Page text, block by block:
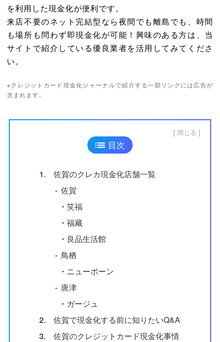
を利用した現金化が便利です。
来店不要のネット完結型なら夜間でも離島でも、時間
も場所も問わず即現金化が可能！興味のある方は、当
サイトで紹介している優良業者を活用してみてくださ
い。
※クレジットカード現金化ジャーナルで紹介する一部リンクには広告が
含まれます。
目次
1.
佐賀のクレカ現金化店舗一覧
‐ 佐賀
・笑福
・福藏
・ 良品生活館
‐ 鳥栖
・ ニューポーン
‐ 唐津
・ ガージュ
2.
佐賀で現金化する前に知りたいQ&A
3.
佐賀のクレジットカード現金化事情
閉じる